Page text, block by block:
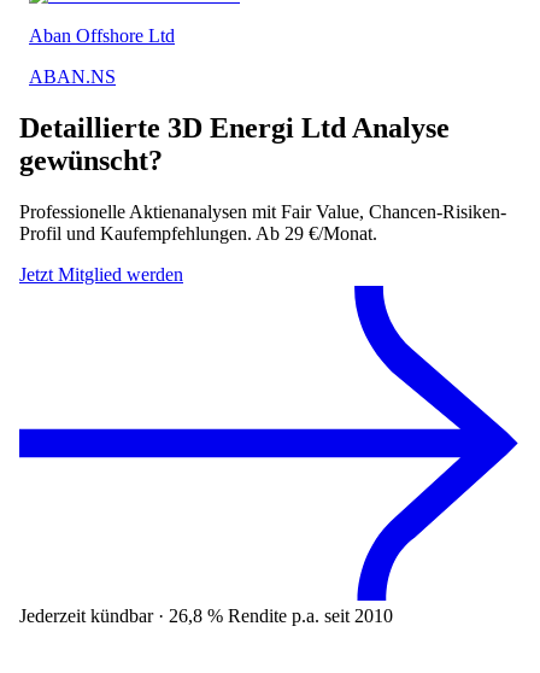
Aban Offshore Ltd
ABAN.NS
Detaillierte 3D Energi Ltd Analyse
gewünscht?
Professionelle Aktienanalysen mit Fair Value, Chancen-Risiken-
Profil und Kaufempfehlungen. Ab 29 €/Monat.
Jetzt Mitglied werden
Jederzeit kündbar · 26,8 % Rendite p.a. seit 2010